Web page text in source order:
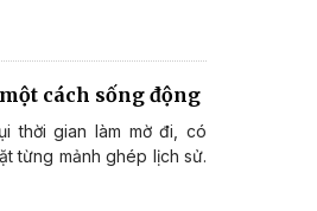
cách sống động
thời gian làm mờ đi, có
từng mảnh ghép lịch sử.